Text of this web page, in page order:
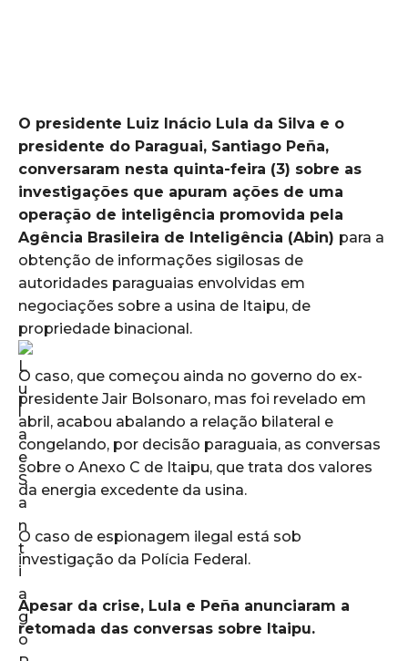
O presidente Luiz Inácio Lula da Silva e o
presidente do Paraguai, Santiago Peña,
conversaram nesta quinta-feira (3) sobre as
investigações que apuram ações de uma
operação de inteligência promovida pela
Agência Brasileira de Inteligência (Abin) para a
obtenção de informações sigilosas de
autoridades paraguaias envolvidas em
negociações sobre a usina de Itaipu, de
propriedade binacional.
O caso, que começou ainda no governo do ex-
presidente Jair Bolsonaro, mas foi revelado em
abril, acabou abalando a relação bilateral e
congelando, por decisão paraguaia, as conversas
sobre o Anexo C de Itaipu, que trata dos valores
da energia excedente da usina.
O caso de espionagem ilegal está sob
investigação da Polícia Federal.
Apesar da crise, Lula e Peña anunciaram a
retomada das conversas sobre Itaipu.